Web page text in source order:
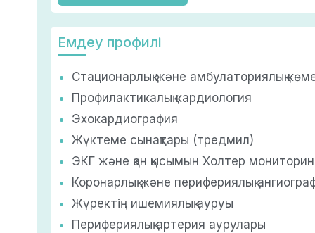
Емдеу профилі
Стационарлық және амбулаториялық
Профилактикалық кардиология
Эхокардиография
Жүктеме сынақтары (тредмил)
ЭКГ және қан қысымын Холтер
Коронарлық және перифериялық
Жүректің ишемиялық ауруы
Перифериялық артерия аурулары